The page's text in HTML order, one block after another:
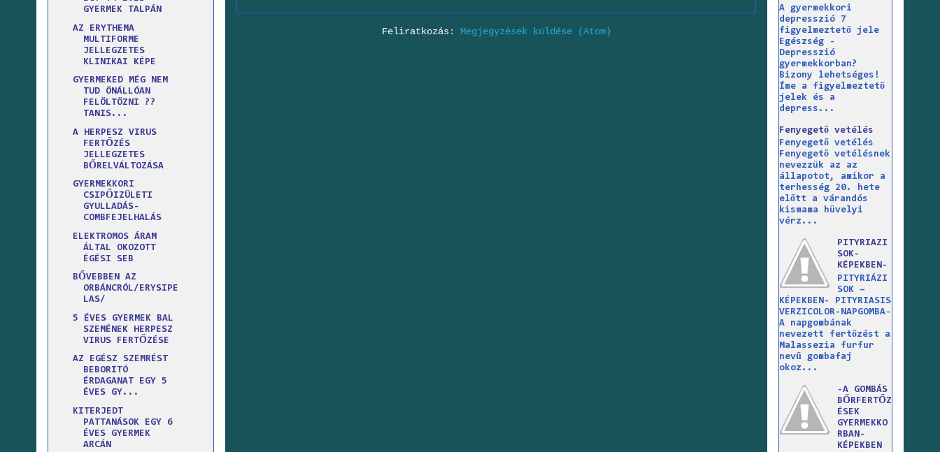
Feliratkozás: Megjegyzések küldése (Atom)
GYERMEK TALPÁN
AZ ERYTHEMA
MULTIFORME
JELLEGZETES
KLINIKAI KÉPE
GYERMEKED MÉG NEM
TUD ÖNÁLLÓAN
FELÖLTÖZNI ??
TANIS...
A HERPESZ VIRUS
FERTŐZÉS
JELLEGZETES
BŐRELVÁLTOZÁSA
GYERMEKKORI
CSIPŐIZÜLETI
GYULLADÁS-
COMBFEJELHALÁS
ELEKTROMOS ÁRAM
ÁLTAL OKOZOTT
ÉGÉSI SEB
BŐVEBBEN AZ
ORBÁNCRÓL/ERYSIPE
LAS/
5 ÉVES GYERMEK BAL
SZEMÉNEK HERPESZ
VIRUS FERTŐZÉSE
AZ EGÉSZ SZEMRÉST
BEBORITÓ
ÉRDAGANAT EGY 5
ÉVES GY...
KITERJEDT
PATTANÁSOK EGY 6
ÉVES GYERMEK
ARCÁN
A gyermekkori
depresszió 7
figyelmeztető jele
Egészség -
Depresszió
gyermekkorban?
Bizony lehetséges!
Íme a figyelmeztető
jelek és a
depress...
Fenyegető vetélés
Fenyegető vetélés
Fenyegető vetélésnek
nevezzük az az
állapotot, amikor a
terhesség 20. hete
előtt a várandós
kismama hüvelyi
vérz...
PITYRIAZI
SOK-
KÉPEKBEN-
PITYRIÁZI
SOK –
KÉPEKBEN- PITYRIASIS
VERZICOLOR-NAPGOMBA-
A napgombának
nevezett fertőzést a
Malassezia furfur
nevű gombafaj
okoz...
-A GOMBÁS
BŐRFERTŐZ
ÉSEK
GYERMEKKO
RBAN-
KÉPEKBEN